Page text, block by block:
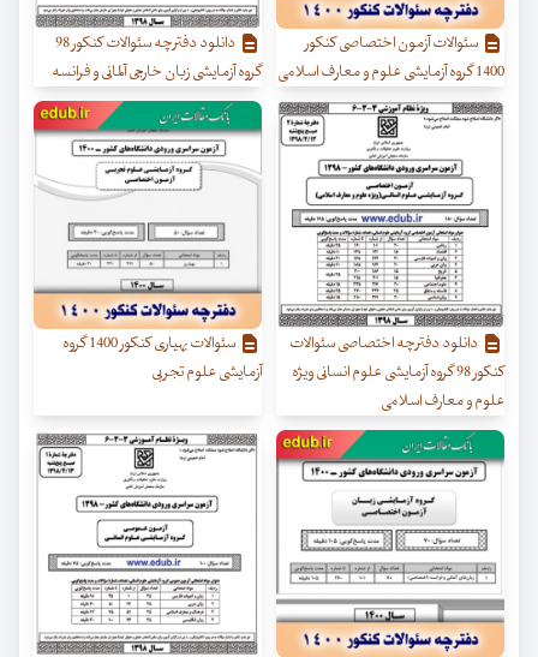
سئوالات آزمون اختصاصی کنکور
1400 گروه آزمایشی علوم و معارف اسلامی
دانلود دفترچه سئوالات کنکور 98
گروه آزمایشی زبان خارجی آلمانی و فرانسه
دانلود دفترچه اختصاصی سئوالات
کنکور 98 گروه آزمایشی علوم انسانی ویژه
علوم و معارف اسلامی
سئوالات بهیاری کنکور 1400 گروه
آزمایشی علوم تجربی